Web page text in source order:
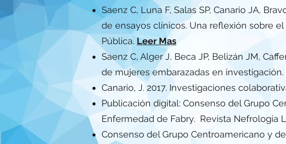
Saenz C, Luna F, Salas SP, Canario JA,
de ensayos clínicos. Una reflexión sobre
Pública. Leer Mas
Saenz C, Alger J, Beca JP, Belizán JM,
de mujeres embarazadas en investigación.
Canario, J. 2017. Investigaciones
Publicación digital: Consenso del Grupo
Enfermedad de Fabry. Revista Nefrología
Consenso del Grupo Centroamericano y